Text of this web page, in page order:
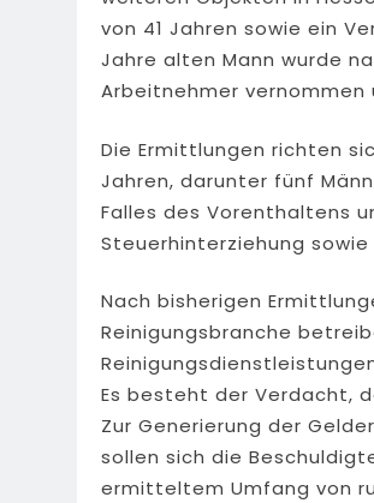
von 41 Jahren sowie ein
Jahre alten Mann wurde
Arbeitnehmer
Die Ermittlungen richten
Jahren, darunter fünf
Falles des Vorenthaltens
Steuerhinterziehung
Nach bisherigen
Reinigungsbranche
Es besteht der Verdacht,
Zur Generierung der
sollen sich die
ermitteltem Umfang von